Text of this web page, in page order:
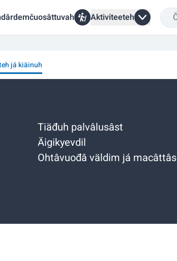
Aktiviteeteh
já kiäinuh
Tiäđuh palvâlusâst
Äigikyevdil
Ohtâvuođâ väldim já macâttâs